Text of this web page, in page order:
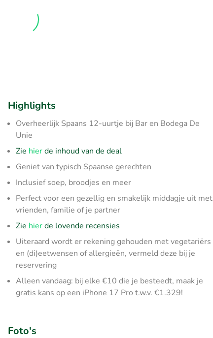
Highlights
Overheerlijk Spaans 12-uurtje bij Bar en Bodega De
Unie
Zie hierde inhoud van de deal
Geniet van typisch Spaanse gerechten
Inclusief soep, broodjes en meer
Perfect voor een gezellig en smakelijk middagje uit met
vrienden, familie of je partner
Zie hierde lovende recensies
Uiteraard wordt er rekening gehouden met vegetariërs
en (di)eetwensen of allergieën, vermeld deze bij je
reservering
Alleen vandaag: bij elke €10 die je besteedt, maak je
gratis kans op een iPhone 17 Pro t.w.v. €1.329!
Foto's